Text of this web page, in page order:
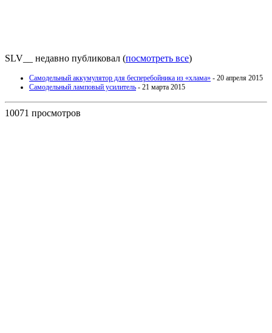
SLV__ недавно публиковал (посмотреть все)
Самодельный аккумулятор для бесперебойника из «хлама» - 20 апреля 2015
Самодельный ламповый усилитель - 21 марта 2015
10071 просмотров